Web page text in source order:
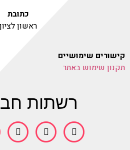
רשתות
כתובת
ראשון לציון
קישורים שימושיים
תקנון שימוש באתר